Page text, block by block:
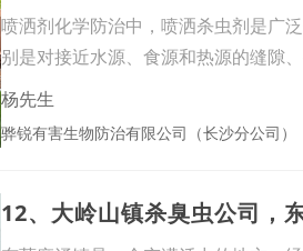
喷洒剂化学防治中，喷洒杀虫剂是广
别是对接近水源、食源和热源的缝隙
据蟑
杨先生
骅锐有害生物防治有限公司（长沙分公司）
12、大岭山镇杀臭虫公司，